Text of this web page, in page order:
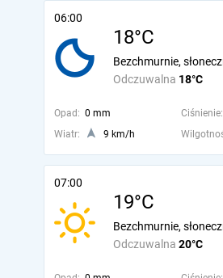
06:00
18°C
Odczuwalna 18°C
Bezchmurnie,
Opad: 0 mm Ciśnienie:
Wiatr:
9 km/h
07:00
19°C
Odczuwalna 20°C
Bezchmurnie,